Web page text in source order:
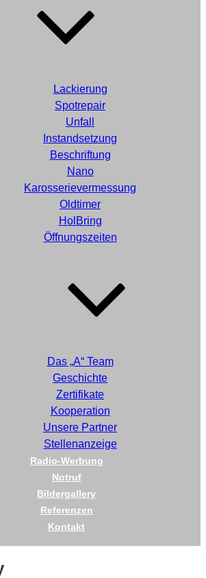
Lackierung
Spotrepair
Unfall
Instandsetzung
Beschriftung
Nano
Karosserievermessung
Oldtimer
HolBring
Öffnungszeiten
Das „A“ Team
Geschichte
Zertifikate
Kooperation
Unsere Partner
Stellenanzeige
Radio-Werbung
Notruf
Bildergallery
Referenzen
Kontakt